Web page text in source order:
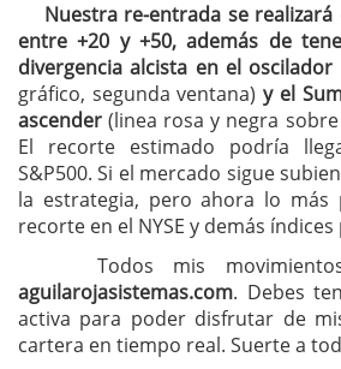
Nuestra re-entrada se
entre +20 y +50, además de
divergencia alcista en el oscilador
gráfico, segunda ventana)y el
ascender (linea rosa y negra sobre
El recorte estimado podría
S&P500. Si el mercado sigue
la estrategia, pero ahora lo más
recorte en el NYSE y demás
Todos mis
aguilarojasistemas.com. Debes
activa para poder disfrutar de
cartera en tiempo real. Suerte a